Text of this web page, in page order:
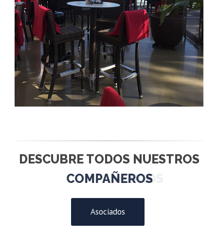
DESCUBRE TODOS NUESTROS
COMPAÑEROS
Asociados